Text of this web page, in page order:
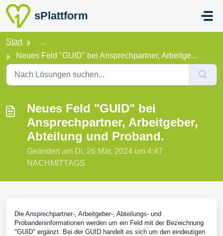
Zum hauptsächlichen Inhalt gehen
sPlattform
Start
...
Neues Feld "GUID" bei Ansprechpartner, Arbeitge...
Neues Feld "GUID" bei
Ansprechpartner, Arbeitgeber,
Abteilung und Proband.
Geändert am Di, 26 Mär, 2024 um 4:47
NACHMITTAGS
Die Ansprechpartner-, Arbeitgeber-, Abteilungs- und
Probandeninformationen werden um ein Feld mit der Bezeichnung
"GUID" ergänzt. Bei der GUID handelt es sich um den eindeutigen